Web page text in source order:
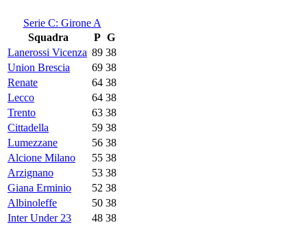
Serie C: Girone A
Squadra
P G
Lanerossi Vicenza 89 38
Union Brescia
69 38
Renate
64 38
Lecco
64 38
Trento
63 38
Cittadella
59 38
Lumezzane
56 38
Alcione Milano
55 38
Arzignano
53 38
Giana Erminio
52 38
Albinoleffe
50 38
Inter Under 23
48 38